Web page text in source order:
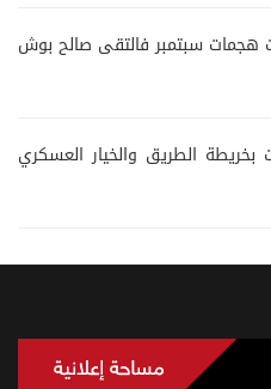
هجمات سبتمبر فالتقى صالح بوش
بخريطة الطريق والخيار العسكري